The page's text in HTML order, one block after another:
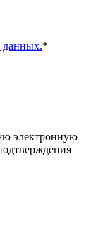
данных.*
электронную